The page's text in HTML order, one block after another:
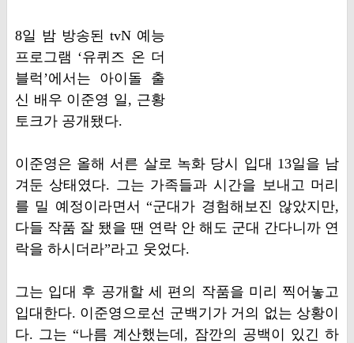
8일 밤 방송된 tvN 예능
프로그램 ‘유퀴즈 온 더
블럭’에서는 아이돌 출
신 배우 이준영 일, 근황
토크가 공개됐다.
이준영은 올해 서른 살로 녹화 당시 입대 13일을 남
겨둔 상태였다. 그는 가족들과 시간을 보내고 머리
를 밀 예정이라면서 “군대가 경험해보진 않았지만,
다들 작품 잘 됐을 땐 연락 안 해도 군대 간다니까 연
락을 하시더라”라고 웃었다.
그는 입대 후 공개할 세 편의 작품을 미리 찍어놓고
입대한다. 이준영으로선 군백기가 거의 없는 상황이
다. 그는 “나름 계산했는데, 잠깐의 공백이 있긴 하